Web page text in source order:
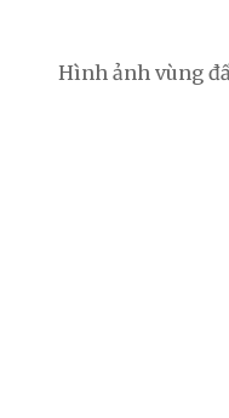
Hình ảnh vùng